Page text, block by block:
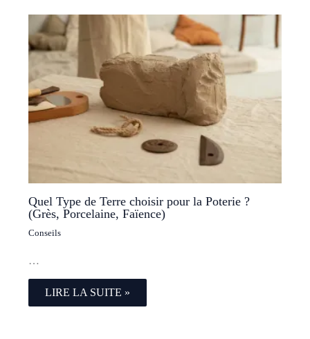
Quel Type de Terre choisir pour la Poterie ?
(Grès, Porcelaine, Faïence)
Conseils
…
LIRE LA SUITE »